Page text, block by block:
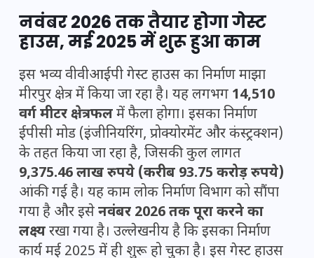
नवंबर 2026 तक तैयार होगा गेस्ट
हाउस, मई 2025 में शुरू हुआ काम
इस भव्य वीवीआईपी गेस्ट हाउस का निर्माण माझा
मीरपुर क्षेत्र में किया जा रहा है। यह लगभग 14,510
वर्ग मीटर क्षेत्रफलमें फैला होगा। इसका निर्माण
ईपीसी मोड (इंजीनियरिंग, प्रोक्योरमेंट और कंस्ट्रक्शन)
के तहत किया जा रहा है, जिसकी कुल लागत
9,375.46 लाख रुपये (करीब 93.75 करोड़ रुपये)
आंकी गई है। यह काम लोक निर्माण विभाग को सौंपा
गया है और इसेनवंबर 2026 तक पूरा करने का
लक्ष्यरखा गया है। उल्लेखनीय है कि इसका निर्माण
कार्य मई 2025 में ही शुरू हो चुका है। इस गेस्ट हाउस